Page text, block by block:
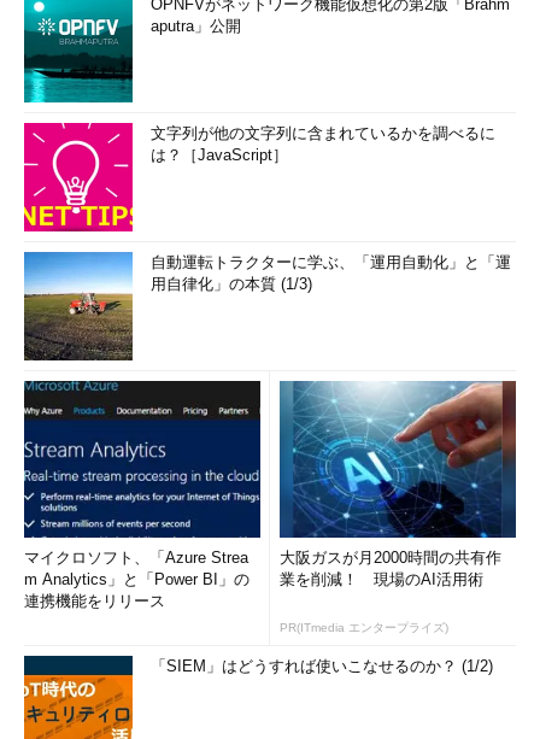
OPNFVがネットワーク機能仮想化の第2版「Brahm
aputra」公開
文字列が他の文字列に含まれているかを調べるに
は？［JavaScript］
自動運転トラクターに学ぶ、「運用自動化」と「運
用自律化」の本質 (1/3)
マイクロソフト、「Azure Strea
m Analytics」と「Power BI」の
連携機能をリリース
大阪ガスが月2000時間の共有作
業を削減！ 現場のAI活用術
PR(ITmedia エンタープライズ)
「SIEM」はどうすれば使いこなせるのか？ (1/2)